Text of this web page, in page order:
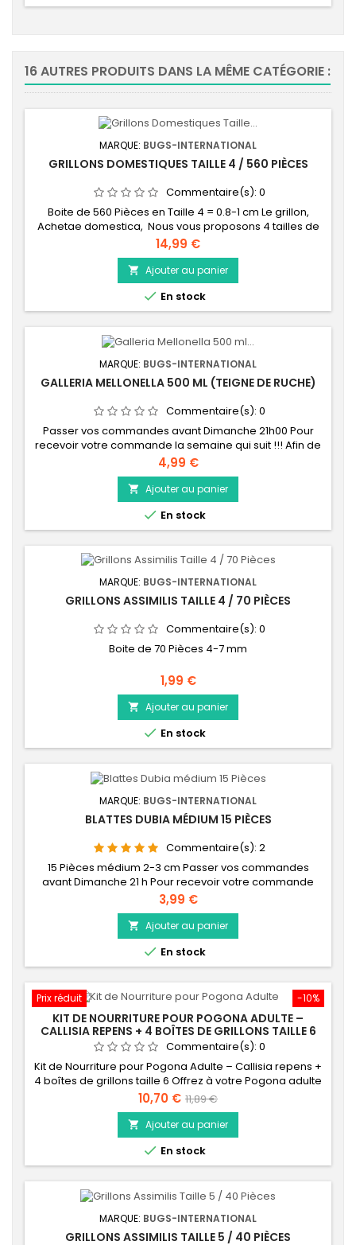
16 AUTRES PRODUITS DANS LA MÊME CATÉGORIE :
MARQUE: BUGS-INTERNATIONAL
GRILLONS DOMESTIQUES TAILLE 4 / 560 PIÈCES
Commentaire(s): 0
Boite de 560 Pièces en Taille 4 = 0.8-1 cm Le grillon,
Achetae domestica, Nous vous proposons 4 tailles de
grillons, afin de bien respecter les proportions
insecte/animal. La taille correspond au nombre de
mues que le grillon a effectué depuis sa naissance : -
Taille 2 : environ 1-2 mm (2 mues) Mico - Taille 3 : environ
5-7 mm (3 mues) Petit - Taille 4...
Prix
14,99 €
 Ajouter au panier
 En stock
MARQUE: BUGS-INTERNATIONAL
GALLERIA MELLONELLA 500 ML (TEIGNE DE RUCHE)
Commentaire(s): 0
Passer vos commandes avant Dimanche 21h00 Pour
recevoir votre commande la semaine qui suit !!! Afin de
garantir une fraicheur maximum de vos insectes vivants,
nous effectuons un stock d'insectes vivants à la
semaine. C'est la raison pour laquelle nous vous
demandons votre commande avant le Dimanche 21h00
dernier délai afin que pour la semaine qui suit...
Prix
4,99 €
 Ajouter au panier
 En stock
MARQUE: BUGS-INTERNATIONAL
GRILLONS ASSIMILIS TAILLE 4 / 70 PIÈCES
Commentaire(s): 0
Boite de 70 Pièces 4-7 mm
Prix
1,99 €
 Ajouter au panier
 En stock
MARQUE: BUGS-INTERNATIONAL
BLATTES DUBIA MÉDIUM 15 PIÈCES
Commentaire(s): 2
15 Pièces médium 2-3 cm Passer vos commandes
avant Dimanche 21 h Pour recevoir votre commande
cette semaine !!! Afin de garantir une fraicheur
maximum de vos insectes vivants, nous effectuons un
stock d'insectes vivants à la semaine. C'est la raison
pour laquelle nous vous demandons votre commande
avant le Dimanche 21h00 dernier délai afin que pour la...
Prix
3,99 €
 Ajouter au panier
 En stock
-10%
Prix réduit
KIT DE NOURRITURE POUR POGONA ADULTE –
CALLISIA REPENS + 4 BOÎTES DE GRILLONS TAILLE 6
Commentaire(s): 0
Kit de Nourriture pour Pogona Adulte – Callisia repens +
4 boîtes de grillons taille 6 Offrez à votre Pogona adulte
une alimentation équilibrée et variée grâce à ce kit
spécialement conçu pour répondre à ses besoins
nutritionnels. Un kit complet et pratique Ce pack associe
une plante fraîche et comestible, la Callisia repens,
idéale pour stimuler...
Prix
10,70 € Prix
base
11,89 €
 Ajouter au panier
 En stock
MARQUE: BUGS-INTERNATIONAL
GRILLONS ASSIMILIS TAILLE 5 / 40 PIÈCES